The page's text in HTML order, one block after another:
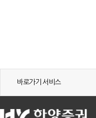
바로가기 서비스